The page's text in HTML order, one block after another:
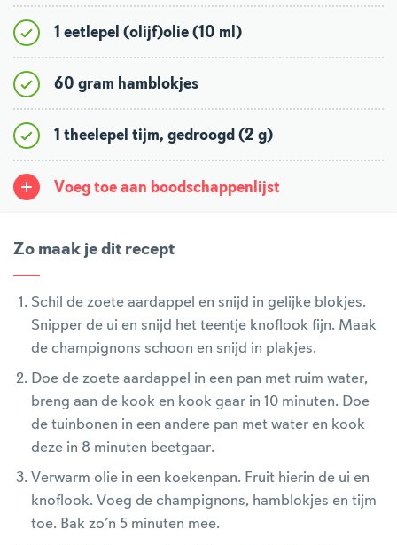
1 eetlepel (olijf)olie (10 ml)
60 gram hamblokjes
1 theelepel tijm, gedroogd (2 g)
Voeg toe aan boodschappenlijst
Zo maak je dit recept
Schil de zoete aardappel en snijd in gelijke blokjes.
Snipper de ui en snijd het teentje knoflook fijn. Maak
de champignons schoon en snijd in plakjes.
Doe de zoete aardappel in een pan met ruim water,
breng aan de kook en kook gaar in 10 minuten. Doe
de tuinbonen in een andere pan met water en kook
deze in 8 minuten beetgaar.
Verwarm olie in een koekenpan. Fruit hierin de ui en
knoflook. Voeg de champignons, hamblokjes en tijm
toe. Bak zo’n 5 minuten mee.